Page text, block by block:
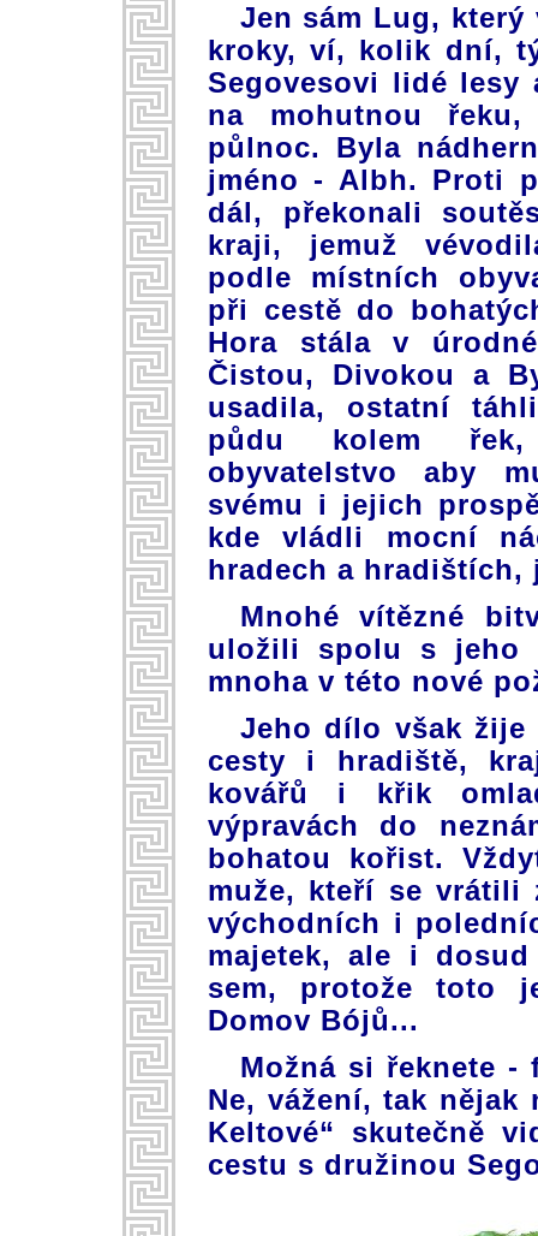
Jen sám Lug,
kroky, ví, kolik dní,
Segovesovi lidé lesy
na mohutnou
půlnoc. Byla
jméno - Albh. Proti
dál, překonali
kraji, jemuž
podle místních
při cestě do
Hora stála v
Čistou, Divokou a
usadila, ostatní
půdu kolem
obyvatelstvo aby
svému i jejich
kde vládli mocní
hradech a
Mnohé vítězné
uložili spolu s jeho
mnoha v této nové
Jeho dílo však
cesty i hradiště,
kovářů i křik
výpravách do
bohatou kořist.
muže, kteří se vrátili
východních i
majetek, ale i
sem, protože toto
Domov Bójů...
Možná si řeknete -
Ne, vážení, tak
Keltové“ skutečně
cestu s družinou